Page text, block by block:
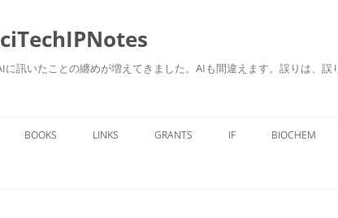
訊いたことの纏めが増えてきました。AIも間違えます。誤りは、
BOOKS LINKS GRANTS IF BIOCHEM